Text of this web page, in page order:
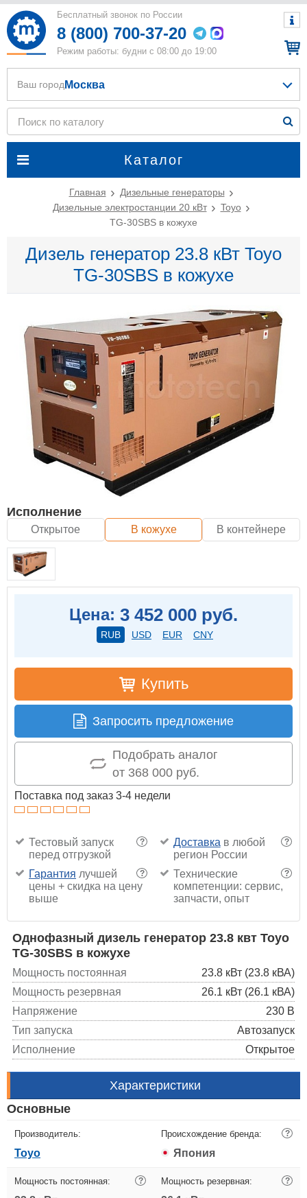
Бесплатный звонок по России
8 (800) 700-37-20
Режим работы: будни с 08:00 до 19:00
Каталог
Ваш город Москва
Главная
Дизельные генераторы
Дизельные электростанции 20 кВт
Toyo
TG-30SBS в кожухе
Дизель генератор 23.8 кВт Toyo
TG-30SBS в кожухе
Исполнение
Открытое В кожухе В контейнере
Цена: 3 452 000 руб.
RUB USD EUR CNY
Купить
Запросить предложение
Подобрать аналог
от 368 000 руб.
Поставка под заказ 3-4 недели
?
Тестовый запуск
перед отгрузкой
?
Доставка в любой
регион России
?
Гарантия лучшей
цены + скидка на цену
выше
?
Технические
компетенции: сервис,
запчасти, опыт
Однофазный дизель генератор 23.8 квт Toyo
TG-30SBS в кожухе
Мощность постоянная
23.8 кВт (23.8 кВА)
Мощность резервная
26.1 кВт (26.1 кВА)
Напряжение
230 В
Тип запуска
Автозапуск
Исполнение
Открытое
Характеристики
Основные
Производитель:
Toyo
Происхождение бренда: ?
Япония
Мощность постоянная: ? Мощность резервная: ?